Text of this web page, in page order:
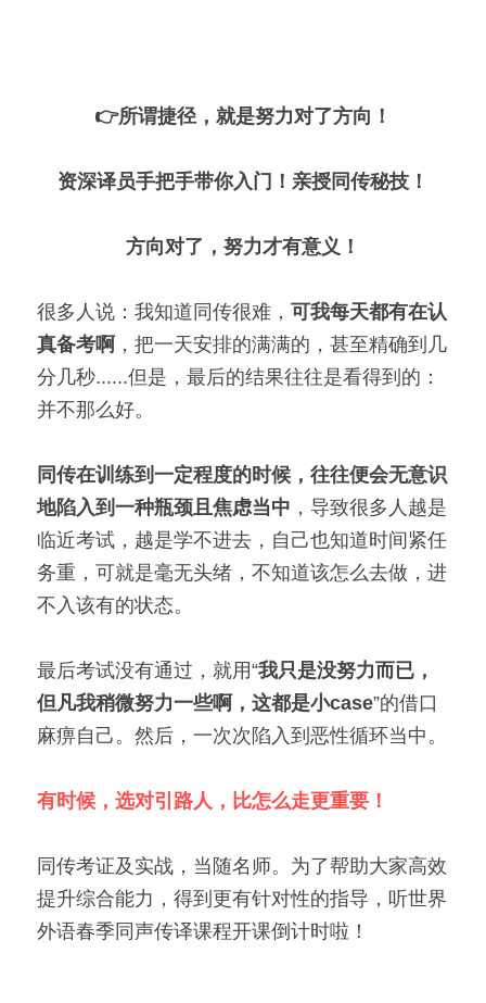
👉所谓捷径，就是努力对了方向！
资深译员手把手带你入门！亲授同传秘技！
方向对了，努力才有意义！
很多人说：我知道同传很难， 可我每天都有在认
真备考啊，把一天安排的满满的，甚至精确到几
分几秒......但是，最后的结果往往是看得到的：
并不那么好。
同传在训练到一定程度的时候，往往便会无意识
地陷入到一种瓶颈且焦虑当中 ，导致很多人越是
临近考试，越是学不进去，自己也知道时间紧任
务重，可就是毫无头绪，不知道该怎么去做，进
不入该有的状态。
最后考试没有通过，就用“我只是没努力而已，
但凡我稍微努力一些啊，这都是小case”的借口
麻痹自己。然后，一次次陷入到恶性循环当中。
有时候，选对引路人，比怎么走更重要！
同传考证及实战，当随名师。为了帮助大家高效
提升综合能力，得到更有针对性的指导，听世界
外语春季同声传译课程开课倒计时啦！